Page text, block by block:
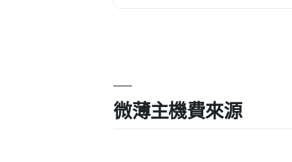
輕...
微薄主機費來源